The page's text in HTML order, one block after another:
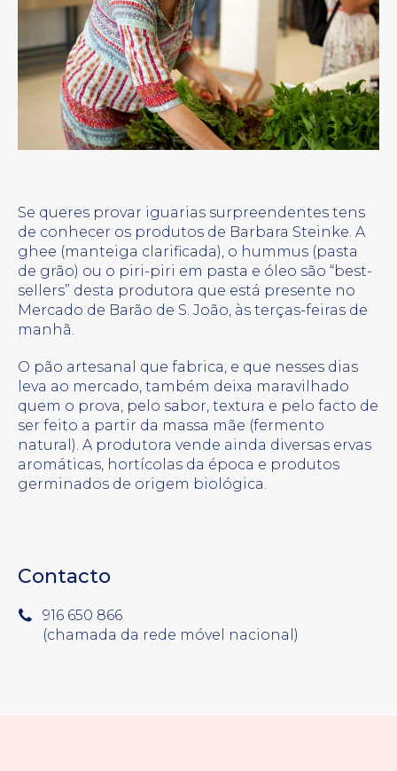
Se queres provar iguarias surpreendentes tens
de conhecer os produtos de Barbara Steinke. A
ghee (manteiga clarificada), o hummus (pasta
de grão) ou o piri-piri em pasta e óleo são “best-
sellers” desta produtora que está presente no
Mercado de Barão de S. João, às terças-feiras de
manhã.
O pão artesanal que fabrica, e que nesses dias
leva ao mercado, também deixa maravilhado
quem o prova, pelo sabor, textura e pelo facto de
ser feito a partir da massa mãe (fermento
natural). A produtora vende ainda diversas ervas
aromáticas, hortícolas da época e produtos
germinados de origem biológica.
Contacto
916 650 866
(chamada da rede móvel nacional)